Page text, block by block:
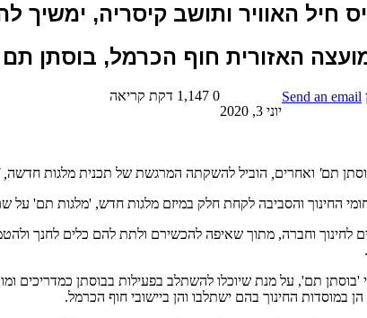
חיל האוויר ותושב קיסריה, ימשיך
האזורית חוף הכרמל, בוסתן
Send an email
יוני 3, 2020
0 דקת קריאה
תם' ואחרים הוביל להשקתה המרגשת של תכנית מלגות חדשה , '
החינוך והסביבה לקחת חלק במיזם מלגות חדש, 'מלגות תם' על
לחינוך וחברה, מתוך שאיפה להכשירם ולתת להם כלים לחנך
.
'בוסתן תם', על מנת שיוכלו להשתלב בפעילות בבוסתן כמדריכים
הן במוסדות החינוך בהם ישתלבו והן ביישובי חוף הכרמל.